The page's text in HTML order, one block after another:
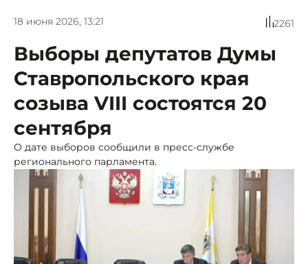
18 июня 2026, 13:21 2261
Выборы депутатов Думы
Ставропольского края
созыва VIII состоятся 20
сентября
О дате выборов сообщили в пресс-службе
регионального парламента.